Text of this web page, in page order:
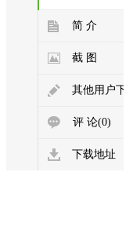
简 介
截 图
其他用户下载
评 论(0)
下载地址